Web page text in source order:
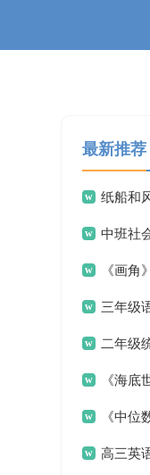
最新推荐
纸船和
中班社
教学反思
《画角
三年级
二年级
《海底
《中位
高三英